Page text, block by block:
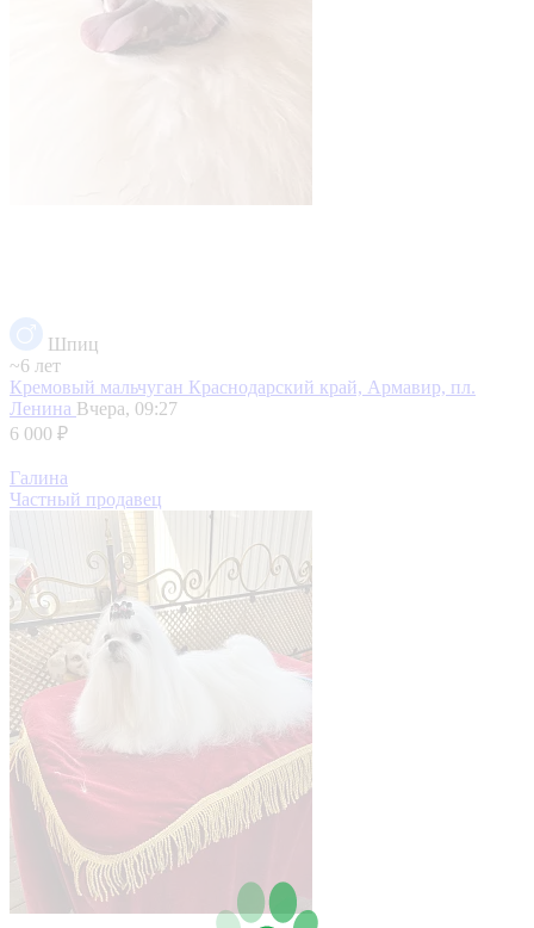
Шпиц
~6 лет
Кремовый мальчуган Краснодарский край, Армавир, пл.
Ленина Вчера, 09:27
6 000 ₽
Галина
Частный продавец